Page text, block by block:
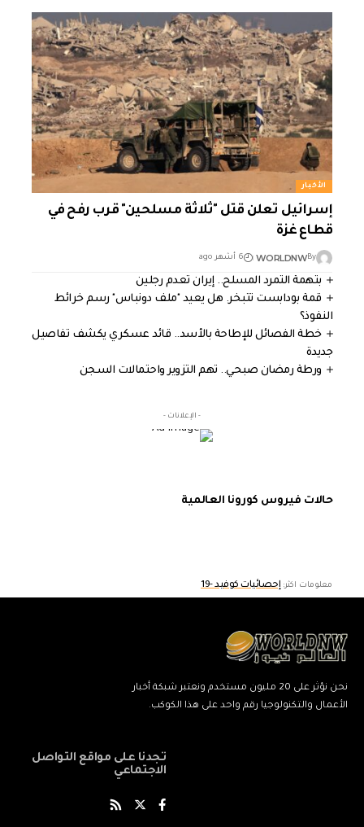
الأخبار
إسرائيل تعلن قتل "ثلاثة مسلحين" قرب رفح في
قطاع غزة
By
WORLDNW 6 أشهر ago
بتهمة التمرد المسلح.. إيران تعدم رجلين
قمة بودابست تتبخر. هل يعيد "ملف دونباس" رسم خرائط
النفوذ؟
خطة الفصائل للإطاحة بالأسد.. قائد عسكري يكشف تفاصيل
جديدة
ورطة رمضان صبحي.. تهم التزوير واحتمالات السجن
- الإعلانات -
حالات فيروس كورونا العالمية
معلومات اكثر: إحصائيات كوفيد -19
نحن نؤثر على 20 مليون مستخدم ونعتبر شبكة أخبار
الأعمال والتكنولوجيا رقم واحد على هذا الكوكب.
تجدنا على مواقع التواصل
الاجتماعي